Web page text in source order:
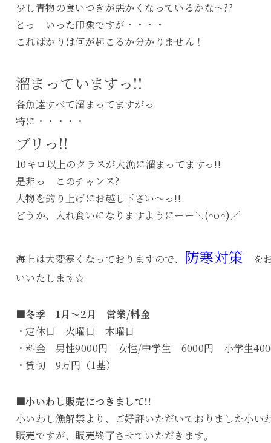
少し青物の食いつきが悪かくなっているかな～??
とっ いった印象ですが・・・・
こればかりは何が起こるか分かりません！
溜まっていますっ!!
各魚達すべて溜まってますがっ
特に・・・・・
ブリっ!!
10キロ以上のクラスが大漁に溜まってますっ!!
是非っ このチャンス?
大物を釣り上げにお越し下さい～っ!!
どうか、入れ食いになりますようにーー＼(^o^)／
海上は大変寒くなっておりますので、 防寒対策 を
いいたします☆
■冬季 1月～2月 営業/料金
・定休日 火曜日 木曜日
・料金 男性9000円 女性/中学生 6000円 小学生
・貸切 9万円（1基）
■小いわし販売につきまして!!
小いわし漁解禁より、ご好評いただいておりました小い
販売ですが、販売終了させていただきます。